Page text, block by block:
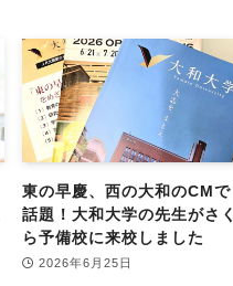
東の早慶、西の大和のCMで
話題！大和大学の先生がさく
ら予備校に来校しました
2026年6月25日